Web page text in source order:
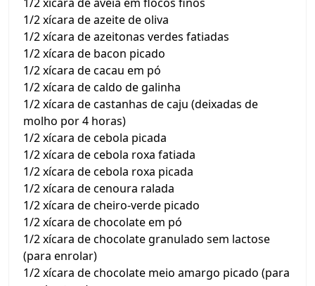
1/2 xícara de azeite de oliva
1/2 xícara de azeitonas verdes fatiadas
1/2 xícara de bacon picado
1/2 xícara de cacau em pó
1/2 xícara de caldo de galinha
1/2 xícara de castanhas de caju (deixadas de
molho por 4 horas)
1/2 xícara de cebola picada
1/2 xícara de cebola roxa fatiada
1/2 xícara de cebola roxa picada
1/2 xícara de cenoura ralada
1/2 xícara de cheiro-verde picado
1/2 xícara de chocolate em pó
1/2 xícara de chocolate granulado sem lactose
(para enrolar)
1/2 xícara de chocolate meio amargo picado (para